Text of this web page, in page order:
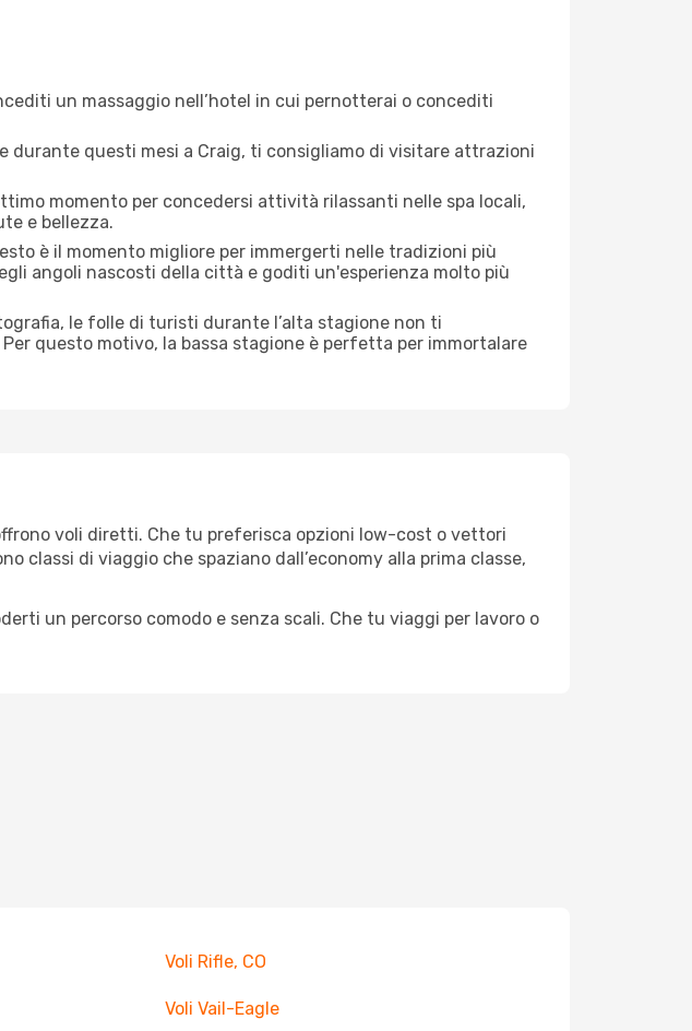
un massaggio nell’hotel in cui pernotterai o concediti
durante questi mesi a Craig, ti consigliamo di visitare attrazioni
momento per concedersi attività rilassanti nelle spa locali,
e bellezza.
è il momento migliore per immergerti nelle tradizioni più
angoli nascosti della città e goditi un'esperienza molto più
le folle di turisti durante l’alta stagione non ti
questo motivo, la bassa stagione è perfetta per immortalare
voli diretti. Che tu preferisca opzioni low-cost o vettori
classi di viaggio che spaziano dall’economy alla prima classe,
un percorso comodo e senza scali. Che tu viaggi per lavoro o
Voli Rifle, CO
Voli Vail-Eagle